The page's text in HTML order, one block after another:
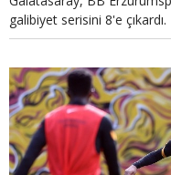
galibiyet serisini 8'e çıkardı.